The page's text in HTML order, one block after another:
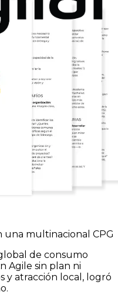
una multinacional CPG
de consumo
Agile sin plan ni
y atracción local, logró